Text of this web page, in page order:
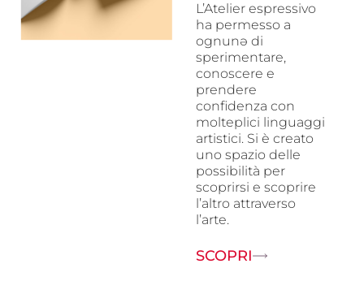
L’Atelier espressivo
ha permesso a
ognunə di
sperimentare,
conoscere e
prendere
confidenza con
molteplici linguaggi
artistici. Si è creato
uno spazio delle
possibilità per
scoprirsi e scoprire
l’altro attraverso
l’arte.
SCOPRI